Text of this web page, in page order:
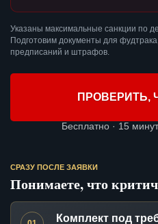
Указаны максимальные санкции по
Подготовим документы для
предписаний и штрафов.
ПРОВЕРИТЬ,
Бесплатно · 15
СРАЗУ ПОСЛЕ ЗАЯВКИ
Понимаете, что
Комплект под